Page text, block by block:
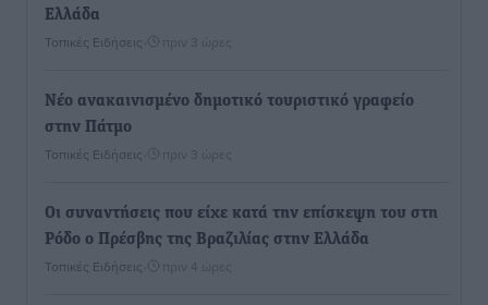
Ελλάδα
Τοπικές Ειδήσεις πριν 3 ώρες
Νέο ανακαινισμένο δημοτικό τουριστικό γραφείο
στην Πάτμο
Τοπικές Ειδήσεις πριν 3 ώρες
Οι συναντήσεις που είχε κατά την επίσκεψη του στη
Ρόδο ο Πρέσβης της Βραζιλίας στην Ελλάδα
Τοπικές Ειδήσεις πριν 4 ώρες